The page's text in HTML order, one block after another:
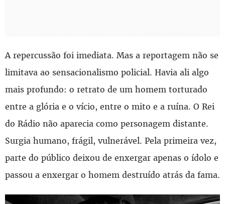
A repercussão foi imediata. Mas a reportagem não se
limitava ao sensacionalismo policial. Havia ali algo
mais profundo: o retrato de um homem torturado
entre a glória e o vício, entre o mito e a ruína. O Rei
do Rádio não aparecia como personagem distante.
Surgia humano, frágil, vulnerável. Pela primeira vez,
parte do público deixou de enxergar apenas o ídolo e
passou a enxergar o homem destruído atrás da fama.